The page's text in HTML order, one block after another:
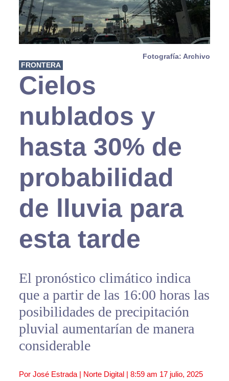
Fotografía: Archivo
FRONTERA
Cielos
nublados y
hasta 30% de
probabilidad
de lluvia para
esta tarde
El pronóstico climático indica
que a partir de las 16:00 horas las
posibilidades de precipitación
pluvial aumentarían de manera
considerable
Por José Estrada | Norte Digital | 8:59 am 17 julio, 2025